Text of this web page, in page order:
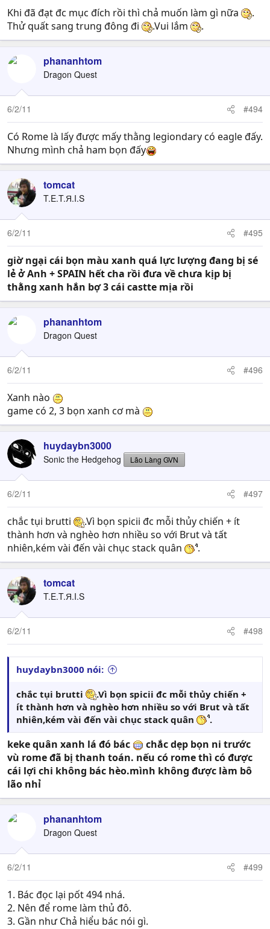
Khi đã đạt đc mục đích rồi thì chả muốn làm gì nữa
.
Thử quất sang trung đông đi
.Vui lắm .
phananhtom
Dragon Quest
6/2/11 #494
Có Rome là lấy được mấy thằng legiondary có eagle đấy.
Nhưng mình chả ham bọn đấy
tomcat
T.E.T.Я.I.S
6/2/11 #495
giờ ngại cái bọn màu xanh quá lực lượng đang bị sé
lẻ ở Anh + SPAIN hết cha rồi đưa về chưa kịp bị
thằng xanh hắn bợ 3 cái castte mịa rồi
phananhtom
Dragon Quest
6/2/11 #496
Xanh nào
game có 2, 3 bọn xanh cơ mà
huydaybn3000
Sonic the Hedgehog Lão Làng GVN
6/2/11 #497
chắc tụi brutti
.Vì bọn spicii đc mỗi thủy chiến + ít
thành hơn và nghèo hơn nhiều so với Brut và tất
nhiên,kém vài đến vài chục stack quân
.
tomcat
T.E.T.Я.I.S
6/2/11 #498
huydaybn3000 nói:
chắc tụi brutti
.Vì bọn spicii đc mỗi thủy chiến +
ít thành hơn và nghèo hơn nhiều so với Brut và tất
nhiên,kém vài đến vài chục stack quân
.
keke quân xanh lá đó bác
chắc dẹp bọn ni trước
vù rome đã bị thanh toán. nếu có rome thì có được
cái lợi chi không bác hèo.mình không được làm bô
lão nhỉ
phananhtom
Dragon Quest
6/2/11 #499
1. Bác đọc lại pốt 494 nhá.
2. Nên để rome làm thủ đô.
3. Gần như Chả hiểu bác nói gì.